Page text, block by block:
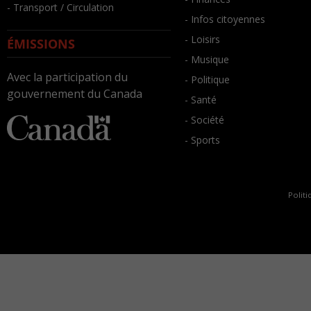
- Transport / Circulation
ÉMISSIONS
Avec la participation du
gouvernement du Canada
- Infos citoyennes
- Loisirs
- Musique
- Politique
- Santé
- Société
- Sports